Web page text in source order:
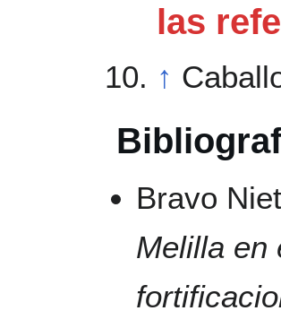
las
↑
Bravo
Melilla en